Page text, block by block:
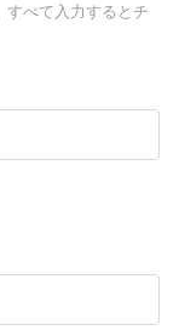
べて入力するとチ